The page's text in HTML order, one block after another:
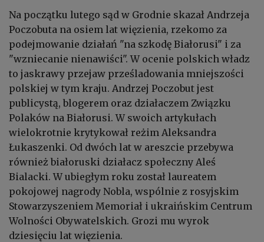
Na początku lutego sąd w Grodnie skazał Andrzeja
Poczobuta na osiem lat więzienia, rzekomo za
podejmowanie działań "na szkodę Białorusi" i za
"wzniecanie nienawiści". W ocenie polskich władz
to jaskrawy przejaw prześladowania mniejszości
polskiej w tym kraju. Andrzej Poczobut jest
publicystą, blogerem oraz działaczem Związku
Polaków na Białorusi. W swoich artykułach
wielokrotnie krytykował reżim Aleksandra
Łukaszenki. Od dwóch lat w areszcie przebywa
również białoruski działacz społeczny Aleś
Bialacki. W ubiegłym roku został laureatem
pokojowej nagrody Nobla, wspólnie z rosyjskim
Stowarzyszeniem Memoriał i ukraińskim Centrum
Wolności Obywatelskich. Grozi mu wyrok
dziesięciu lat więzienia.